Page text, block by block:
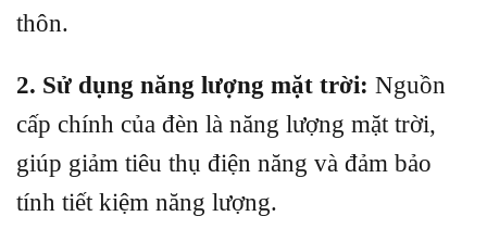
thôn.
2. Sử dụng năng lượng mặt trời: Nguồn
cấp chính của đèn là năng lượng mặt trời,
giúp giảm tiêu thụ điện năng và đảm bảo
tính tiết kiệm năng lượng.